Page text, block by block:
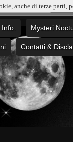
Info. Mysteri
Contatti &
anche di terze parti,